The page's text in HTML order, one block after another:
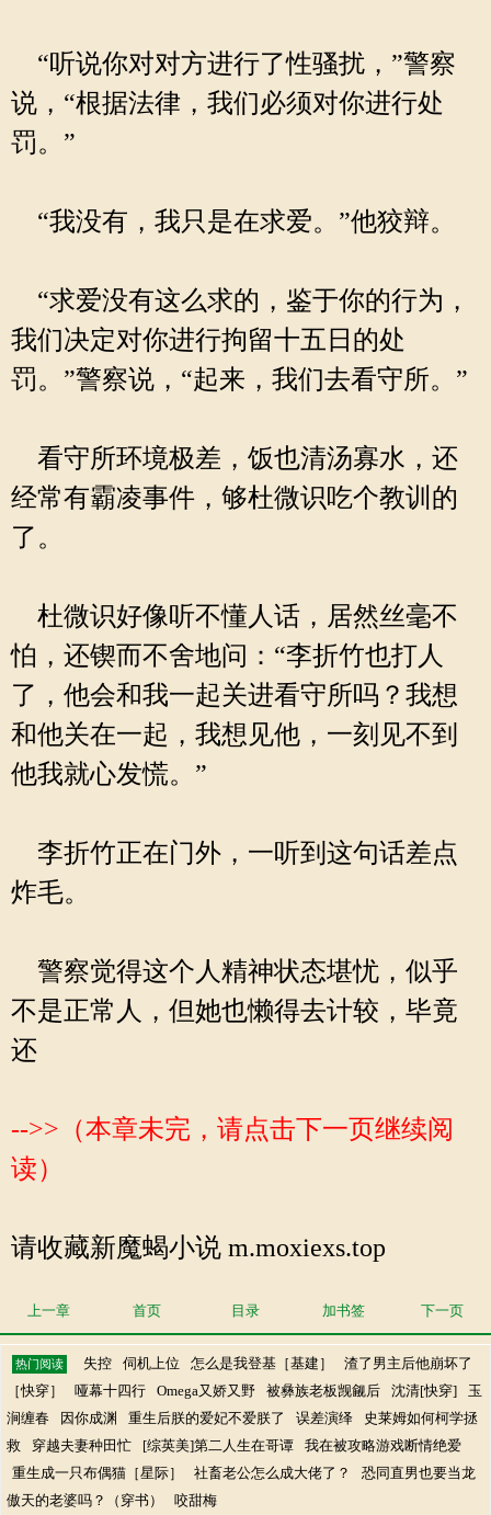
“听说你对对方进行了性骚扰，”警察
说，“根据法律，我们必须对你进行处
罚。”
“我没有，我只是在求爱。”他狡辩。
“求爱没有这么求的，鉴于你的行为，
我们决定对你进行拘留十五日的处
罚。”警察说，“起来，我们去看守所。”
看守所环境极差，饭也清汤寡水，还
经常有霸凌事件，够杜微识吃个教训的
了。
杜微识好像听不懂人话，居然丝毫不
怕，还锲而不舍地问：“李折竹也打人
了，他会和我一起关进看守所吗？我想
和他关在一起，我想见他，一刻见不到
他我就心发慌。”
李折竹正在门外，一听到这句话差点
炸毛。
警察觉得这个人精神状态堪忧，似乎
不是正常人，但她也懒得去计较，毕竟
还
-->>（本章未完，请点击下一页继续阅
读）
请收藏新魔蝎小说 m.moxiexs.top
上一章 首页 目录 加书签 下一页
热门阅读 失控 伺机上位 怎么是我登基［基建］
渣了男主后他崩坏了
［快穿］
哑幕十四行 Omega又娇又野 被彝族老板觊觎后 沈清[快穿]
玉
涧缠春
因你成渊 重生后朕的爱妃不爱朕了 误差演绎
史莱姆如何柯学拯
救
穿越夫妻种田忙 [综英美]第二人生在哥谭
我在被攻略游戏断情绝爱
重生成一只布偶猫［星际］
社畜老公怎么成大佬了？
恐同直男也要当龙
傲天的老婆吗？（穿书）
咬甜梅